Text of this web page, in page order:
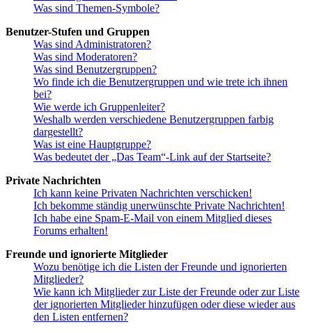
Was sind Themen-Symbole?
Benutzer-Stufen und Gruppen
Was sind Administratoren?
Was sind Moderatoren?
Was sind Benutzergruppen?
Wo finde ich die Benutzergruppen und wie trete ich ihnen
bei?
Wie werde ich Gruppenleiter?
Weshalb werden verschiedene Benutzergruppen farbig
dargestellt?
Was ist eine Hauptgruppe?
Was bedeutet der „Das Team“-Link auf der Startseite?
Private Nachrichten
Ich kann keine Privaten Nachrichten verschicken!
Ich bekomme ständig unerwünschte Private Nachrichten!
Ich habe eine Spam-E-Mail von einem Mitglied dieses
Forums erhalten!
Freunde und ignorierte Mitglieder
Wozu benötige ich die Listen der Freunde und ignorierten
Mitglieder?
Wie kann ich Mitglieder zur Liste der Freunde oder zur Liste
der ignorierten Mitglieder hinzufügen oder diese wieder aus
den Listen entfernen?